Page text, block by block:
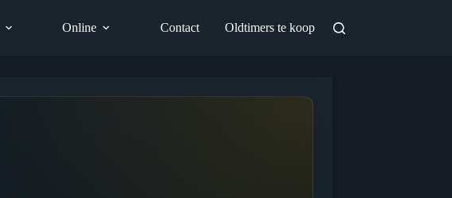
Online Contact Oldtimers te koop